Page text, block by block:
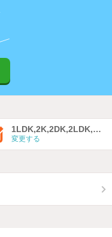
変更する